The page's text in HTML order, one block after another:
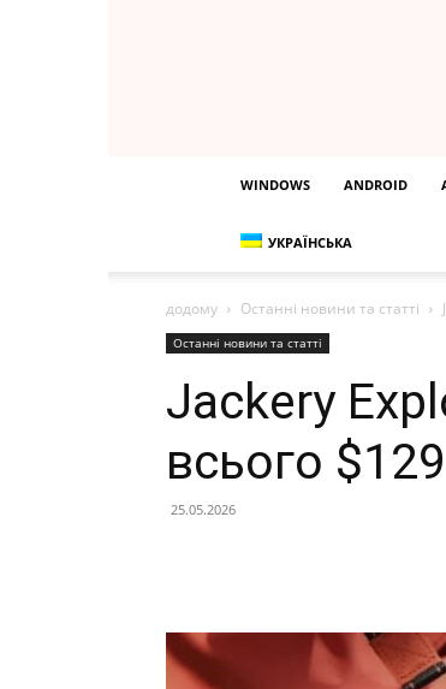
WINDOWS ANDROID
УКРАЇНСЬКА
додому Останні новини та статті
Останні новини та статті
Jackery
всього $129
25.05.2026